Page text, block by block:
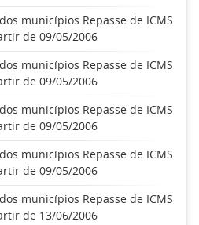
municípios Repasse de ICMS
de 09/05/2006
municípios Repasse de ICMS
de 09/05/2006
municípios Repasse de ICMS
de 09/05/2006
municípios Repasse de ICMS
de 09/05/2006
municípios Repasse de ICMS
de 13/06/2006